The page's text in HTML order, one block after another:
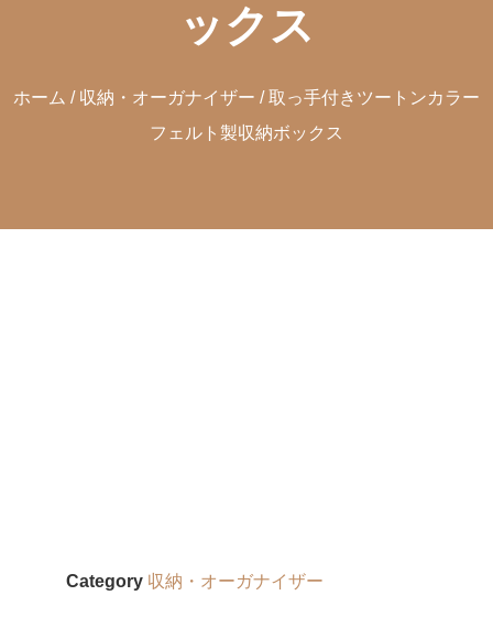
ックス
ホーム / 収納・オーガナイザー / 取っ手付きツートンカラー
フェルト製収納ボックス
Category 収納・オーガナイザー